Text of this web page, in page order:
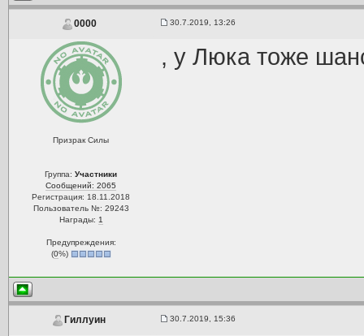
0000 30.7.2019, 13:26
Призрак Силы
Группа:Участники
Сообщений: 2065
Регистрация: 18.11.2018
Пользователь №: 29243
Награды: 1
Предупреждения:
(0%)
, у Люка тоже
Гиллуин 30.7.2019, 15:36